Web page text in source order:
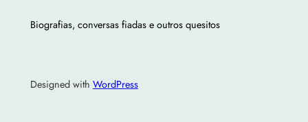
Biografias, conversas fiadas e outros quesitos
Designed with WordPress